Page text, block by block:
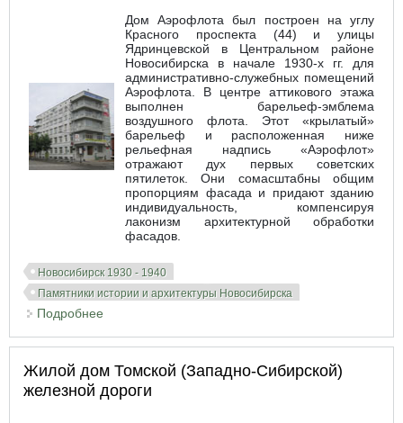
Дом Аэрофлота был построен на углу
Красного проспекта (44) и улицы
Ядринцевской в Центральном районе
Новосибирска в начале 1930-х гг. для
административно-служебных помещений
Аэрофлота. В центре аттикового этажа
выполнен барельеф-эмблема
воздушного флота. Этот «крылатый»
барельеф и расположенная ниже
рельефная надпись «Аэрофлот»
отражают дух первых советских
пятилеток. Они сомасштабны общим
пропорциям фасада и придают зданию
индивидуальность, компенсируя
лаконизм архитектурной обработки
фасадов.
Новосибирск 1930 - 1940
Памятники истории и архитектуры Новосибирска
Подробнее
Жилой дом Томской (Западно-Сибирской)
железной дороги